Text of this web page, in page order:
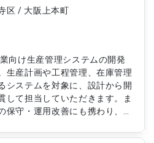
区 / 大阪上本町
向け生産管理システムの開発
生産計画や工程管理、在庫管理
システムを対象に、設計から開
して担当していただきます。ま
保守・運用改善にも携わり、安
システムの概要設計および詳